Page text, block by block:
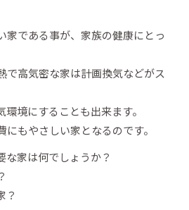
家である事が、家族の健康にとっ
で高気密な家は計画換気などがス
境にすることも出来ます。
もやさしい家となるのです。
な家は何でしょうか？
？